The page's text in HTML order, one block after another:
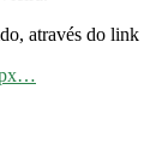
através do link